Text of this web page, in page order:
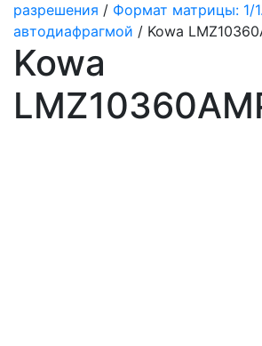
разрешения / Формат матрицы: 1/
автодиафрагмой / Kowa
Kowa